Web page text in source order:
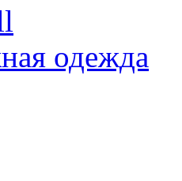
одежда